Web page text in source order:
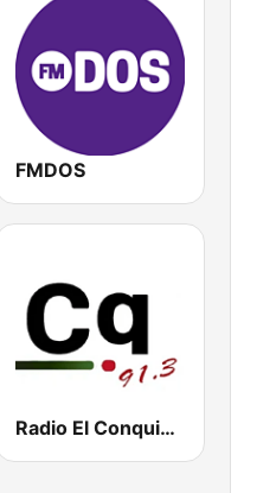
FMDOS
Radio El Conquistador